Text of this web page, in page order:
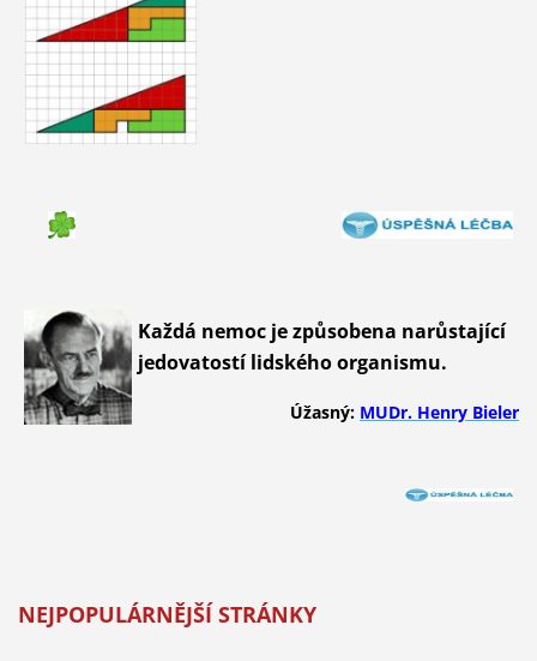
Každá nemoc je způsobena narůstající
jedovatostí lidského organismu.
Úžasný: MUDr. Henry Bieler
NEJPOPULÁRNĚJŠÍ STRÁNKY